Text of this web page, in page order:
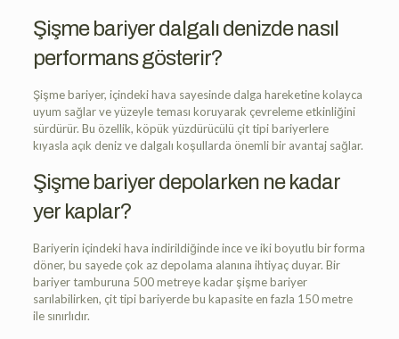
Şişme bariyer dalgalı denizde nasıl
performans gösterir?
Şişme bariyer, içindeki hava sayesinde dalga hareketine kolayca
uyum sağlar ve yüzeyle teması koruyarak çevreleme etkinliğini
sürdürür. Bu özellik, köpük yüzdürücülü çit tipi bariyerlere
kıyasla açık deniz ve dalgalı koşullarda önemli bir avantaj sağlar.
Şişme bariyer depolarken ne kadar
yer kaplar?
Bariyerin içindeki hava indirildiğinde ince ve iki boyutlu bir forma
döner, bu sayede çok az depolama alanına ihtiyaç duyar. Bir
bariyer tamburuna 500 metreye kadar şişme bariyer
sarılabilirken, çit tipi bariyerde bu kapasite en fazla 150 metre
ile sınırlıdır.